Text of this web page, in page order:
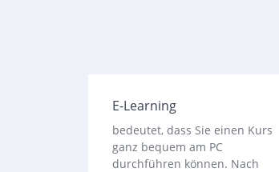
E-Learning
bedeutet, dass Sie einen Kurs
ganz bequem am PC
durchführen können. Nach